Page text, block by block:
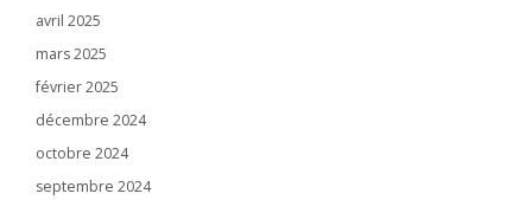
avril 2025
mars 2025
février 2025
décembre 2024
octobre 2024
septembre 2024